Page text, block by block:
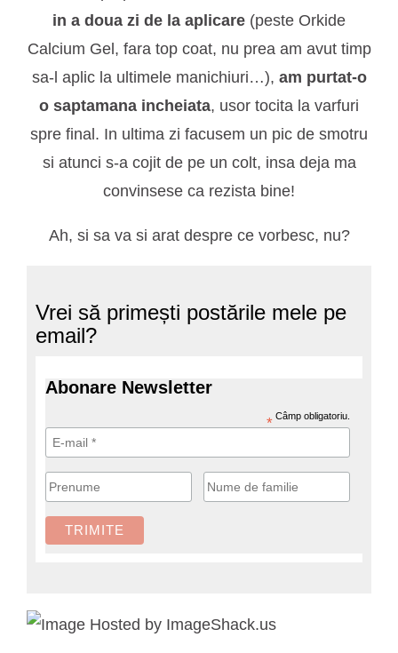
in a doua zi de la aplicare (peste Orkide
Calcium Gel, fara top coat, nu prea am avut timp
sa-l aplic la ultimele manichiuri…), am purtat-o
o saptamana incheiata, usor tocita la varfuri
spre final. In ultima zi facusem un pic de smotru
si atunci s-a cojit de pe un colt, insa deja ma
convinsese ca rezista bine!
Ah, si sa va si arat despre ce vorbesc, nu?
Vrei să primești postările mele pe
email?
Abonare Newsletter
* Câmp obligatoriu.